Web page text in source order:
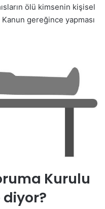
ölü kimsenin kişisel
gereğince yapması
Kurulu